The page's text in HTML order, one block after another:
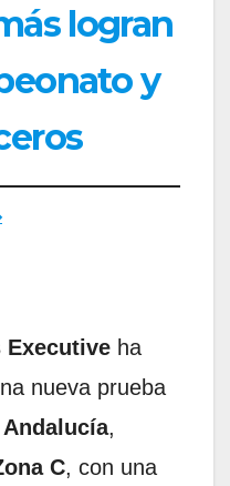
logran
y
Executive ha
nueva prueba
,
C, con una